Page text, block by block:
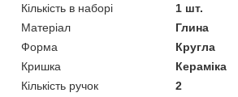
Кількість в наборі
1 шт.
Матеріал
Глина
Форма
Кругла
Кришка
Кераміка
Кількість ручок
2